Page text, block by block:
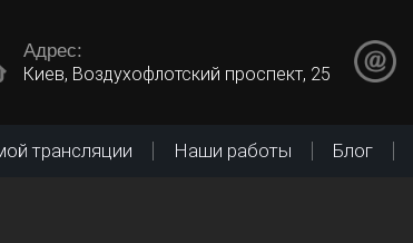
Адрес:
Киев, Воздухофлотский проспект, 25
трансляции Наши работы Блог